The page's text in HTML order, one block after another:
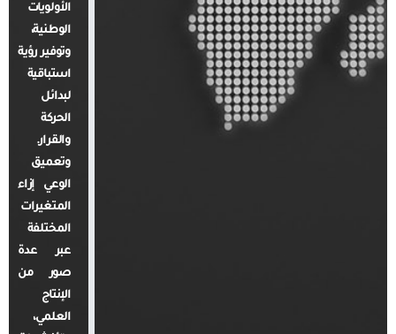
الأولويات
الوطنية،
وتوفير رؤية
استباقية
لبدائل
الحركة
والقرار.
وتعميق
الوعي إزاء
المتغيرات
المختلفة
عبر عدة
صور من
الإنتاج
العلمي،